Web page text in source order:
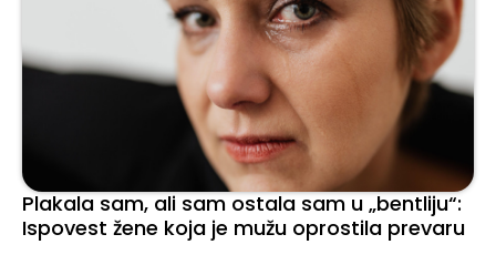
Plakala sam, ali sam ostala sam u „bentliju“:
Ispovest žene koja je mužu oprostila prevaru